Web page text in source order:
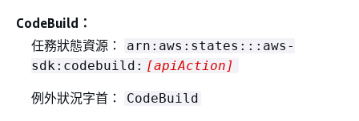
CodeBuild：
任務狀態資源：
arn:aws:states:::aws-
sdk:codebuild: [apiAction]
例外狀況字首： CodeBuild